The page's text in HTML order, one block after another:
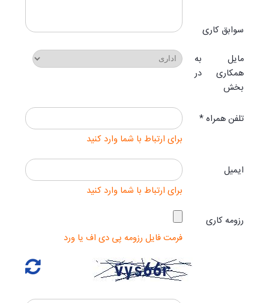
سوابق کاری
مایل به
همکاری در
بخش
تلفن همراه *
برای ارتباط با شما وارد کنید
ایمیل
برای ارتباط با شما وارد کنید
رزومه کاری
فرمت فایل رزومه پی دی اف یا ورد